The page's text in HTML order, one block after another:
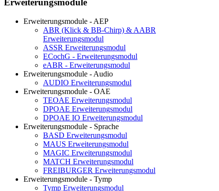
Erweiterungsmodule
Erweiterungsmodule - AEP
ABR (Klick & BB-Chirp) & AABR
Erweiterungsmodul
ASSR Erweiterungsmodul
ECochG - Erweiterungsmodul
eABR - Erweiterungsmodul
Erweiterungsmodule - Audio
AUDIO Erweiterungsmodul
Erweiterungsmodule - OAE
TEOAE Erweiterungsmodul
DPOAE Erweiterungsmodul
DPOAE IO Erweiterungsmodul
Erweiterungsmodule - Sprache
BASD Erweiterungsmodul
MAUS Erweiterungsmodul
MAGIC Erweiterungsmodul
MATCH Erweiterungsmodul
FREIBURGER Erweiterungsmodul
Erweiterungsmodule - Tymp
Tymp Erweiterungsmodul